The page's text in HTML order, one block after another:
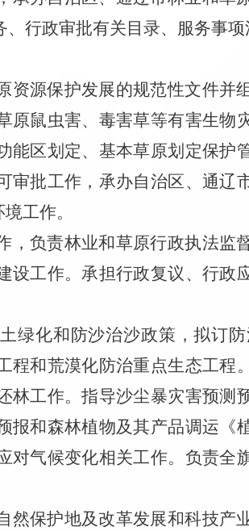
行政审批有关目录、服务事
资源保护发展的规范性文件并
原鼠虫害、毒害草等有害生物
能区划定、基本草原划定保护
审批工作，承办自治区、通辽
工作。
，负责林业和草原行政执法监
设工作。承担行政复议、行政
绿化和防沙治沙政策，拟订
程和荒漠化防治重点生态工程
工作。指导沙尘暴灾害预测
报和森林植物及其产品调运《
对气候变化相关工作。负责全
然保护地及改革发展和科技